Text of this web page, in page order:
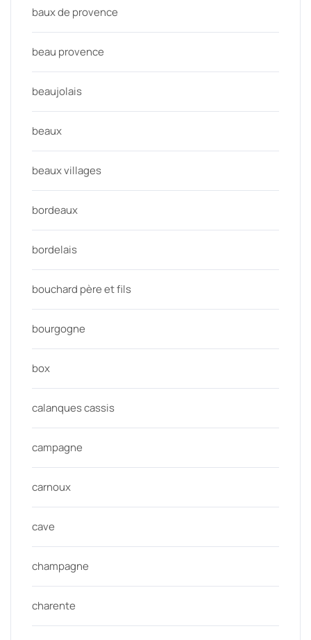
baux de provence
beau provence
beaujolais
beaux
beaux villages
bordeaux
bordelais
bouchard père et fils
bourgogne
box
calanques cassis
campagne
carnoux
cave
champagne
charente